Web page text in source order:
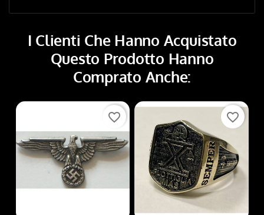
I Clienti Che Hanno Acquistato
Questo Prodotto Hanno
Comprato Anche:
favorite_border favorite_border